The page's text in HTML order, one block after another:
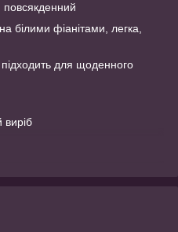
повсякденний
білими фіанітами, легка,
для щоденного
виріб